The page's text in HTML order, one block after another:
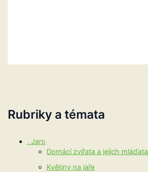
Rubriky a témata
. Jaro
Domácí zvířata a jejich mláďata
Květiny na jaře